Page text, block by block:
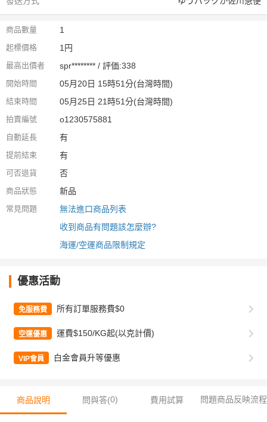
商品數量 1
起標價格 1円
最高出價者 spr******** / 評価:338
開始時間 05月20日 15時51分(台灣時間)
結束時間 05月25日 21時51分(台灣時間)
拍賣編號 o1230575881
自動延長 有
提前結束 有
可否退貨 否
商品狀態 新品
常見問題
無法進口商品列表
收到商品有問題該怎麼辦?
海運/空運商品限制規定
優惠活動
免服務費 所有訂單服務費$0
空運優惠 運費$150/KG起(以克計價)
VIP會員 白金會員升等優惠
商品說明 問與答(0) 費用試算 問題商品反映流程